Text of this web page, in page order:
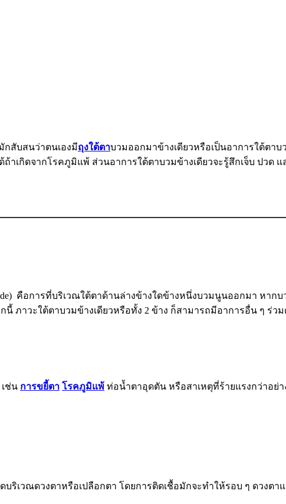
สับสนว่าตนเองมีถุงใต้ตาบวมออกมาข้างเดียวหรือเป็นอาการใต้ตาบ
าเกิดจากโรคภูมิแพ้ ส่วนอาการใต้ตาบวมข้างเดียวจะรู้สึกเจ็บ ปวด
คือการที่บริเวณใต้ตาด้านล่างข้างใดข้างหนึ่งบวมนูนออกมา หา
ภาวะใต้ตาบวมข้างเดียวหรือทั้ง 2 ข้าง ก็สามารถมีอาการอื่น ๆ ร่วม
ช่น การขยี้ตา โรคภูมิแพ้ ท่อน้ำตาอุดตัน หรือสาเหตุที่ร้ายแรงกว่าอย่า
ริเวณดวงตาหรือเปลือกตา โดยการติดเชื้อมักจะทำให้รอบ ๆ ดวงตา